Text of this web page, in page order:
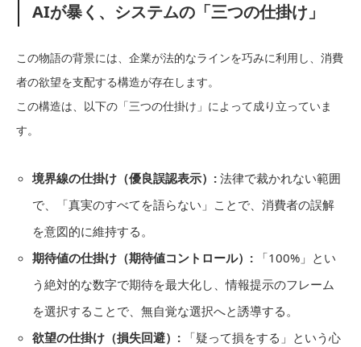
AIが暴く、システムの「三つの仕掛け」
この物語の背景には、企業が法的なラインを巧みに利用し、消費
者の欲望を支配する構造が存在します。
この構造は、以下の「三つの仕掛け」によって成り立っていま
す。
境界線の仕掛け（優良誤認表示）:法律で裁かれない範囲
で、「真実のすべてを語らない」ことで、消費者の誤解
を意図的に維持する。
期待値の仕掛け（期待値コントロール）:「100%」とい
う絶対的な数字で期待を最大化し、情報提示のフレーム
を選択することで、無自覚な選択へと誘導する。
欲望の仕掛け（損失回避）:「疑って損をする」という心